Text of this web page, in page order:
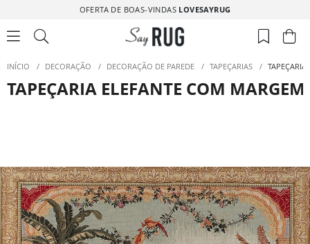
OFERTA DE BOAS-VINDAS LOVESAYRUG
INÍCIO / DECORAÇÃO / DECORAÇÃO DE PAREDE / TAPEÇARIAS /
TAPEÇARIA ELEFANTE COM MARGEM